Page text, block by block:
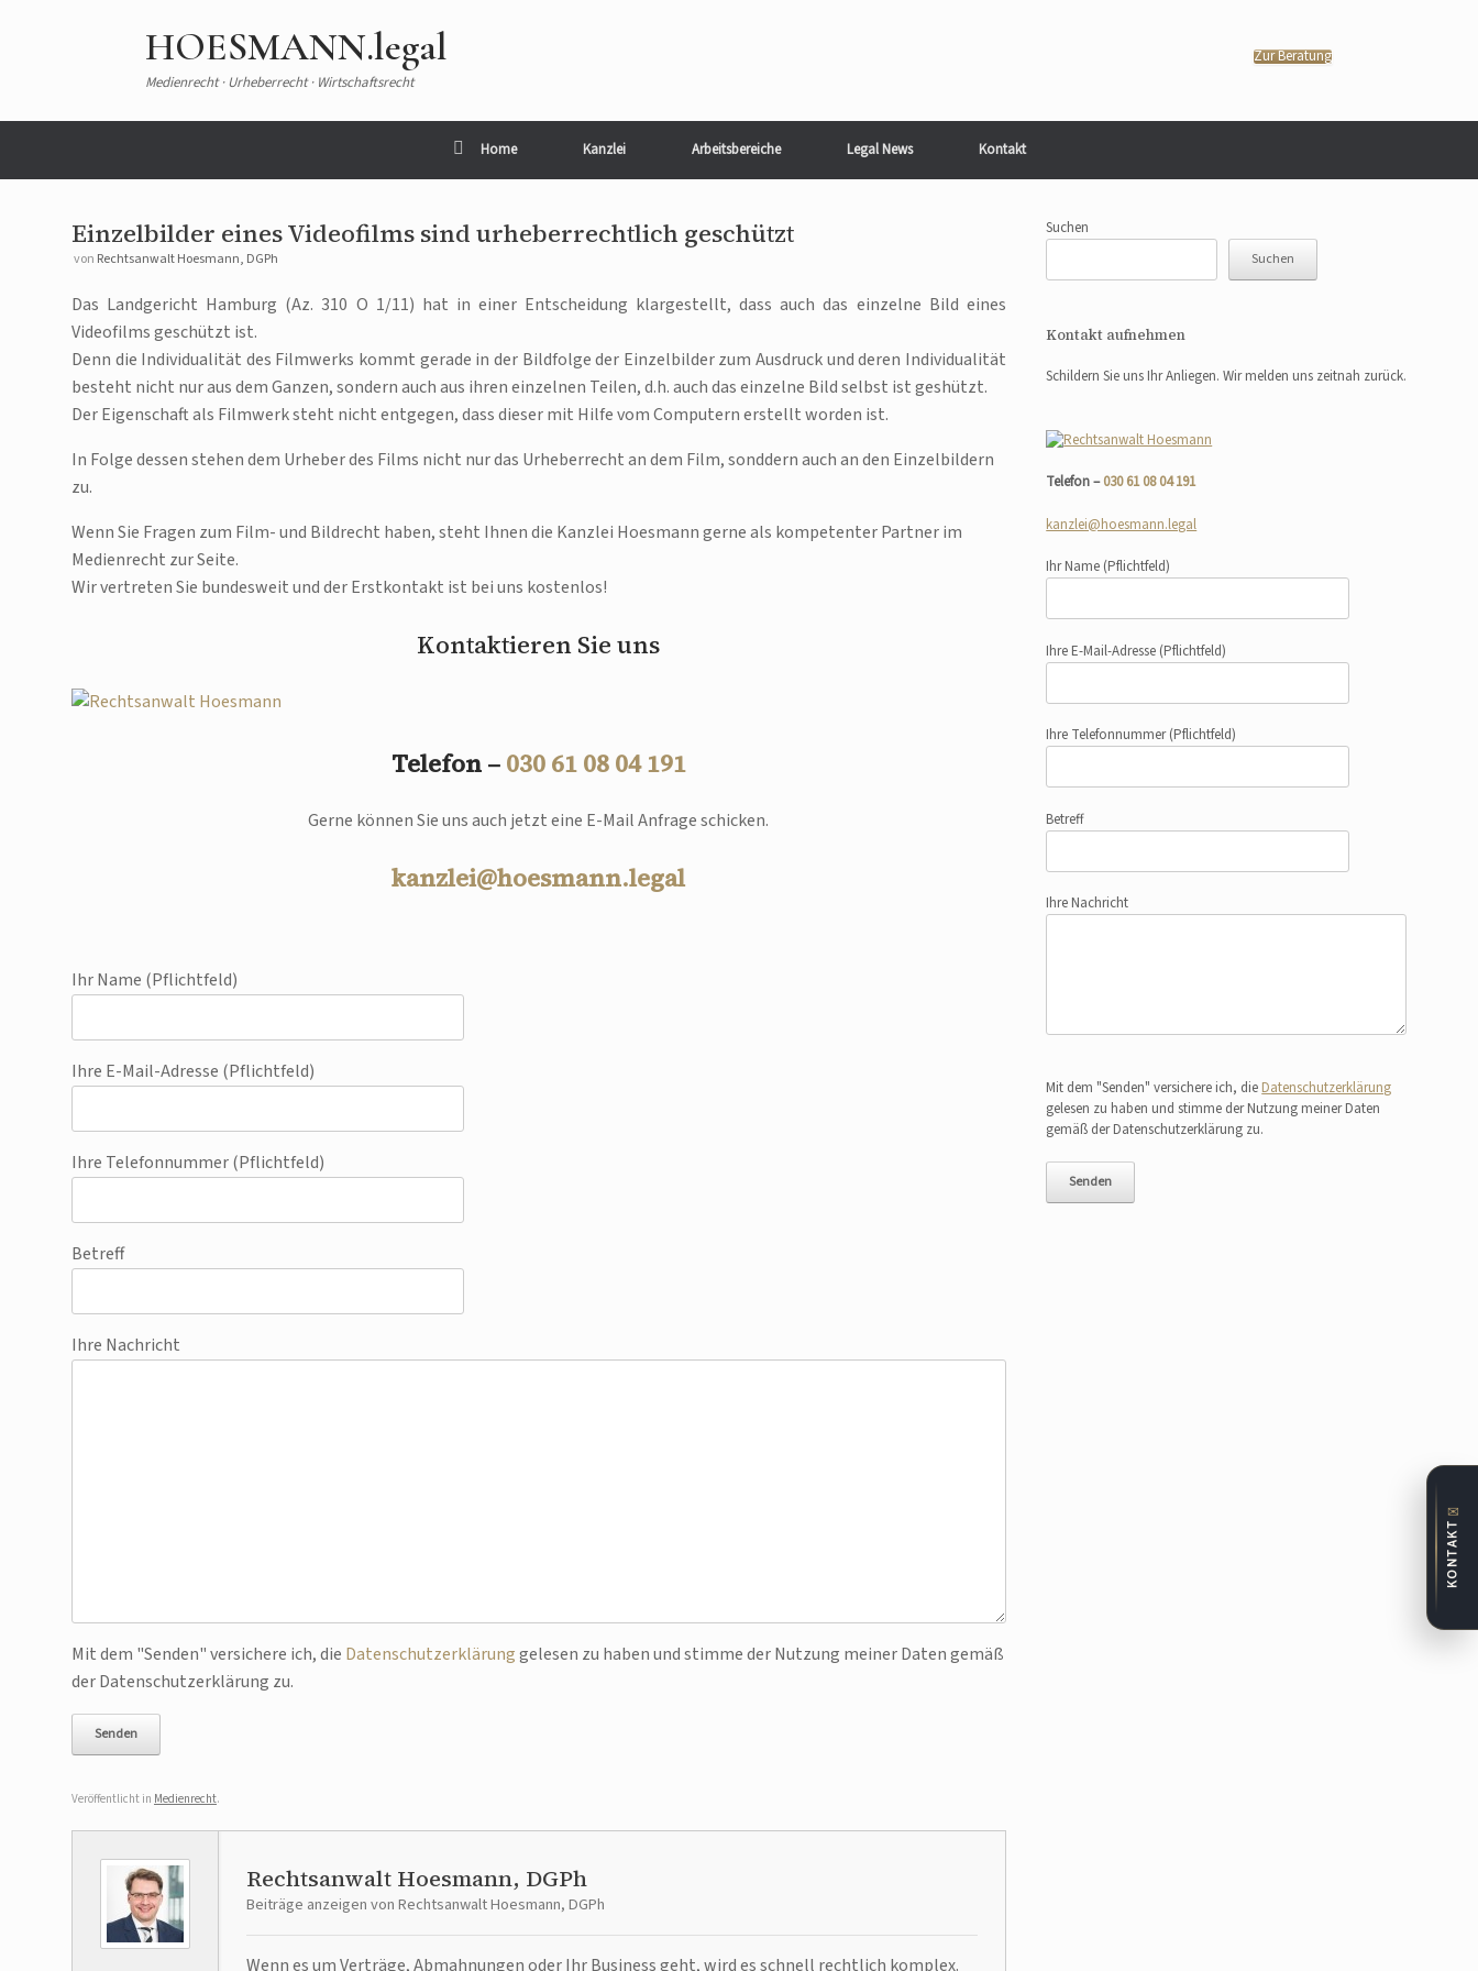
HOESMANN.legal
Medienrecht · Urheberrecht · Wirtschaftsrecht
Zur Beratung
Home Kanzlei Arbeitsbereiche Legal News Kontakt
Einzelbilder eines Videofilms sind urheberrechtlich geschützt
von Rechtsanwalt Hoesmann, DGPh
Das Landgericht Hamburg (Az. 310 O 1/11) hat in einer Entscheidung klargestellt, dass auch das einzelne Bild eines
Videofilms geschützt ist.
Denn die Individualität des Filmwerks kommt gerade in der Bildfolge der Einzelbilder zum Ausdruck und deren Individualität
besteht nicht nur aus dem Ganzen, sondern auch aus ihren einzelnen Teilen, d.h. auch das einzelne Bild selbst ist geshützt.
Der Eigenschaft als Filmwerk steht nicht entgegen, dass dieser mit Hilfe vom Computern erstellt worden ist.
In Folge dessen stehen dem Urheber des Films nicht nur das Urheberrecht an dem Film, sonddern auch an den Einzelbildern
zu.
Wenn Sie Fragen zum Film- und Bildrecht haben, steht Ihnen die Kanzlei Hoesmann gerne als kompetenter Partner im
Medienrecht zur Seite.
Wir vertreten Sie bundesweit und der Erstkontakt ist bei uns kostenlos!
Kontaktieren Sie uns
Telefon – 030 61 08 04 191
Gerne können Sie uns auch jetzt eine E-Mail Anfrage schicken.
kanzlei@hoesmann.legal
Ihr Name (Pflichtfeld)
Ihre E-Mail-Adresse (Pflichtfeld)
Ihre Telefonnummer (Pflichtfeld)
Betreff
Ihre Nachricht
Bitte lasse dieses Feld leer.
Mit dem "Senden" versichere ich, die Datenschutzerklärunggelesen zu haben und stimme der Nutzung meiner Daten gemäß
der Datenschutzerklärung zu.
Veröffentlicht in Medienrecht.
Rechtsanwalt Hoesmann, DGPh
Beiträge anzeigen von Rechtsanwalt Hoesmann, DGPh
Wenn es um Verträge, Abmahnungen oder Ihr Business geht, wird es schnell rechtlich komplex.
Suchen
Suchen
Kontakt aufnehmen
Schildern Sie uns Ihr Anliegen. Wir melden uns zeitnah zurück.
Telefon –030 61 08 04 191
kanzlei@hoesmann.legal
Ihr Name (Pflichtfeld)
Ihre E-Mail-Adresse (Pflichtfeld)
Ihre Telefonnummer(Pflichtfeld)
Betreff
Ihre Nachricht
Mit dem "Senden" versichere ich, die Datenschutzerklärung
gelesen zu haben und stimme der Nutzung meiner Daten
gemäß der Datenschutzerklärung zu.
✉
KONTAKT